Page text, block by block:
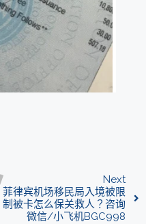
Next
菲律宾机场移民局入境被限
制被卡怎么保关救人？咨询
微信/小飞机BGC998